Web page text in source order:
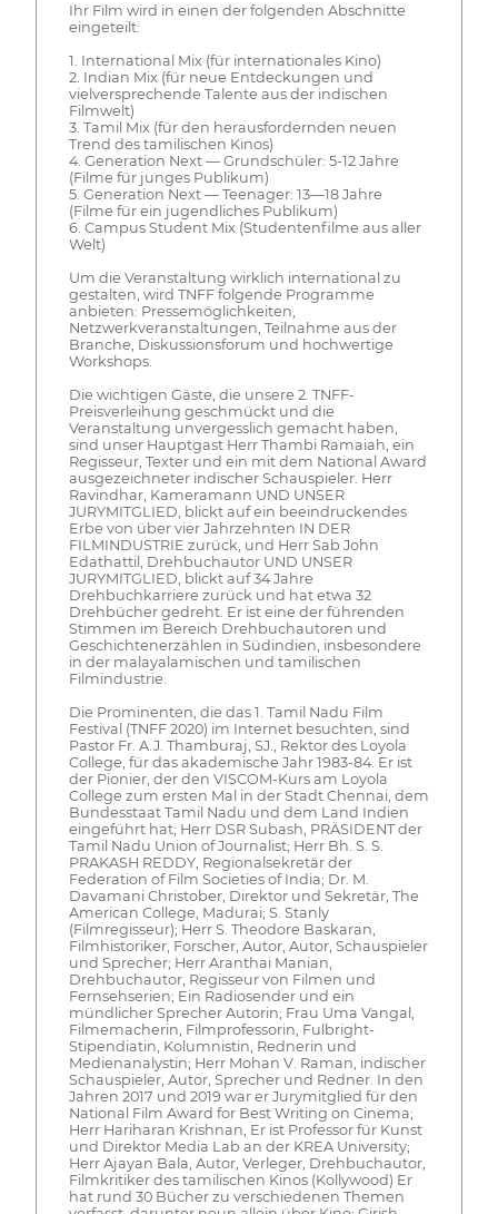
Ihr Film wird in einen der folgenden Abschnitte
eingeteilt:
1. International Mix (für internationales Kino)
2. Indian Mix (für neue Entdeckungen und
vielversprechende Talente aus der indischen
Filmwelt)
3. Tamil Mix (für den herausfordernden neuen
Trend des tamilischen Kinos)
4. Generation Next — Grundschüler: 5-12 Jahre
(Filme für junges Publikum)
5. Generation Next — Teenager: 13—18 Jahre
(Filme für ein jugendliches Publikum)
6. Campus Student Mix (Studentenfilme aus aller
Welt)
Um die Veranstaltung wirklich international zu
gestalten, wird TNFF folgende Programme
anbieten: Pressemöglichkeiten,
Netzwerkveranstaltungen, Teilnahme aus der
Branche, Diskussionsforum und hochwertige
Workshops.
Die wichtigen Gäste, die unsere 2. TNFF-
Preisverleihung geschmückt und die
Veranstaltung unvergesslich gemacht haben,
sind unser Hauptgast Herr Thambi Ramaiah, ein
Regisseur, Texter und ein mit dem National Award
ausgezeichneter indischer Schauspieler. Herr
Ravindhar, Kameramann UND UNSER
JURYMITGLIED, blickt auf ein beeindruckendes
Erbe von über vier Jahrzehnten IN DER
FILMINDUSTRIE zurück, und Herr Sab John
Edathattil, Drehbuchautor UND UNSER
JURYMITGLIED, blickt auf 34 Jahre
Drehbuchkarriere zurück und hat etwa 32
Drehbücher gedreht. Er ist eine der führenden
Stimmen im Bereich Drehbuchautoren und
Geschichtenerzählen in Südindien, insbesondere
in der malayalamischen und tamilischen
Filmindustrie.
Die Prominenten, die das 1. Tamil Nadu Film
Festival (TNFF 2020) im Internet besuchten, sind
Pastor Fr. A.J. Thamburaj, SJ., Rektor des Loyola
College, für das akademische Jahr 1983-84. Er ist
der Pionier, der den VISCOM-Kurs am Loyola
College zum ersten Mal in der Stadt Chennai, dem
Bundesstaat Tamil Nadu und dem Land Indien
eingeführt hat; Herr DSR Subash, PRÄSIDENT der
Tamil Nadu Union of Journalist; Herr Bh. S. S.
PRAKASH REDDY, Regionalsekretär der
Federation of Film Societies of India; Dr. M.
Davamani Christober, Direktor und Sekretär, The
American College, Madurai; S. Stanly
(Filmregisseur); Herr S. Theodore Baskaran,
Filmhistoriker, Forscher, Autor, Autor, Schauspieler
und Sprecher; Herr Aranthai Manian,
Drehbuchautor, Regisseur von Filmen und
Fernsehserien; Ein Radiosender und ein
mündlicher Sprecher Autorin; Frau Uma Vangal,
Filmemacherin, Filmprofessorin, Fulbright-
Stipendiatin, Kolumnistin, Rednerin und
Medienanalystin; Herr Mohan V. Raman, indischer
Schauspieler, Autor, Sprecher und Redner. In den
Jahren 2017 und 2019 war er Jurymitglied für den
National Film Award for Best Writing on Cinema;
Herr Hariharan Krishnan, Er ist Professor für Kunst
und Direktor Media Lab an der KREA University;
Herr Ajayan Bala, Autor, Verleger, Drehbuchautor,
Filmkritiker des tamilischen Kinos (Kollywood) Er
hat rund 30 Bücher zu verschiedenen Themen